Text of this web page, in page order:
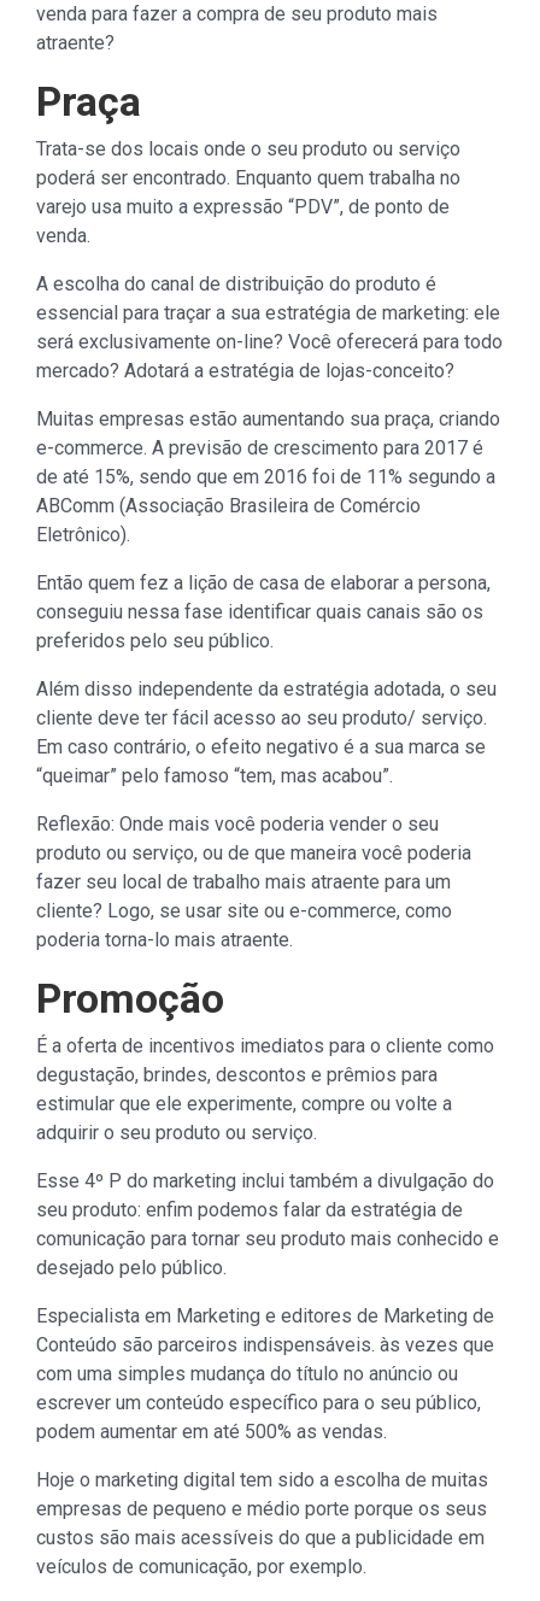
venda para fazer a compra de seu produto mais
atraente?
Praça
Trata-se dos locais onde o seu produto ou serviço
poderá ser encontrado. Enquanto quem trabalha no
varejo usa muito a expressão “PDV”, de ponto de
venda.
A escolha do canal de distribuição do produto é
essencial para traçar a sua estratégia de marketing: ele
será exclusivamente on-line? Você oferecerá para todo
mercado? Adotará a estratégia de lojas-conceito?
Muitas empresas estão aumentando sua praça, criando
e-commerce. A previsão de crescimento para 2017 é
de até 15%, sendo que em 2016 foi de 11% segundo a
ABComm (Associação Brasileira de Comércio
Eletrônico).
Então quem fez a lição de casa de elaborar a persona,
conseguiu nessa fase identificar quais canais são os
preferidos pelo seu público.
Além disso independente da estratégia adotada, o seu
cliente deve ter fácil acesso ao seu produto/ serviço.
Em caso contrário, o efeito negativo é a sua marca se
“queimar” pelo famoso “tem, mas acabou”.
Reflexão: Onde mais você poderia vender o seu
produto ou serviço, ou de que maneira você poderia
fazer seu local de trabalho mais atraente para um
cliente? Logo, se usar site ou e-commerce, como
poderia torna-lo mais atraente.
Promoção
É a oferta de incentivos imediatos para o cliente como
degustação, brindes, descontos e prêmios para
estimular que ele experimente, compre ou volte a
adquirir o seu produto ou serviço.
Esse 4º P do marketing inclui também a divulgação do
seu produto: enfim podemos falar da estratégia de
comunicação para tornar seu produto mais conhecido e
desejado pelo público.
Especialista em Marketing e editores de Marketing de
Conteúdo são parceiros indispensáveis. às vezes que
com uma simples mudança do título no anúncio ou
escrever um conteúdo específico para o seu público,
podem aumentar em até 500% as vendas.
Hoje o marketing digital tem sido a escolha de muitas
empresas de pequeno e médio porte porque os seus
custos são mais acessíveis do que a publicidade em
veículos de comunicação, por exemplo.